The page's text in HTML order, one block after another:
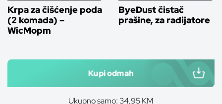
Krpa za čišćenje poda
(2 komada) –
WicMopm
ByeDust čistač
prašine, za radijatore
Kupi odmah
Ukupno samo: 34,95 KM